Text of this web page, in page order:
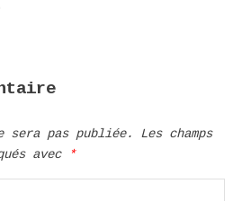
sera pas publiée.
Les champs
avec
*